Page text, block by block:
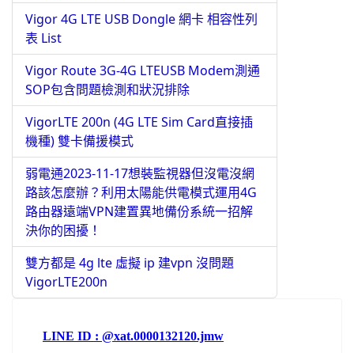
Vigor 4G LTE USB Dongle 網卡 相容性列
表 List
Vigor Route 3G-4G LTEUSB Modem測通
SOP包含問題檢測和狀況排除
VigorLTE 200n (4G LTE Sim Card直接插
機種) 雙卡備援模式
弱電通2023-11-17想裝監視器但沒電沒網
路該怎麼辦？利用太陽能供電模式運用4G
路由器遠端VPN建置異地備份系統一招解
決你的困擾！
雙方都是 4g lte 虛擬 ip 建vpn 沒問題
VigorLTE200n